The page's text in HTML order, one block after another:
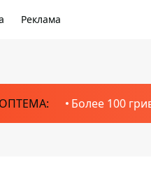
Реклама
Более 100